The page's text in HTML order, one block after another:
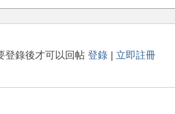
登錄後才可以回帖 登錄| 立即註冊